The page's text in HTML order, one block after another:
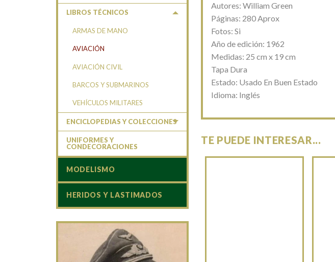
Autores: William Green
Páginas: 280 Aprox
Fotos: Si
Año de edición: 1962
Medidas: 25 cm x 19 cm
Tapa Dura
Estado: Usado En Buen Estado
Idioma: Inglés
TE PUEDE INTERESAR...
LIBROS TÉCNICOS
ARMAS DE MANO
AVIACIÓN
AVIACIÓN CIVIL
BARCOS Y SUBMARINOS
VEHÍCULOS MILITARES
ENCICLOPEDIAS Y COLECCIONES
UNIFORMES Y
CONDECORACIONES
MODELISMO
HERIDOS Y LASTIMADOS